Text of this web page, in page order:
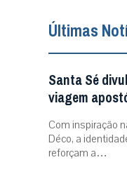
Últimas
Santa Sé
viagem
Com inspiração
Déco, a
reforçam a…